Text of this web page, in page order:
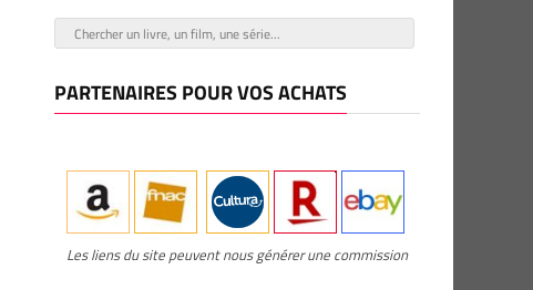
PARTENAIRES POUR VOS ACHATS
Les liens du site peuvent nous générer une commission